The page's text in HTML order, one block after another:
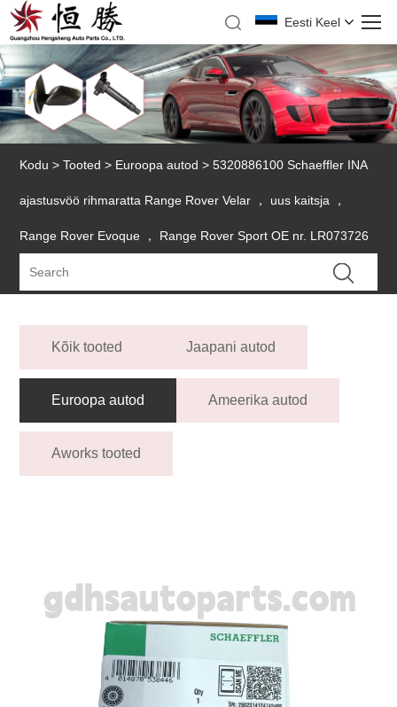
Eesti Keel
Kodu > Tooted > Euroopa autod > 5320886100 Schaeffler INA
ajastusvöö rihmaratta Range Rover Velar ， uus kaitsja ，
Range Rover Evoque ， Range Rover Sport OE nr. LR073726
Kõik tooted Jaapani autod
Euroopa autod Ameerika autod
Aworks tooted